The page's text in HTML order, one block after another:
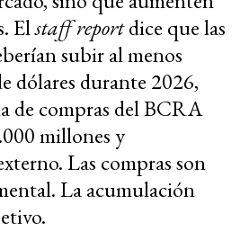
Elstaff reportdice que las
subir al menos
dólares durante 2026,
de compras del BCRA
millones y
Las compras son
La acumulación